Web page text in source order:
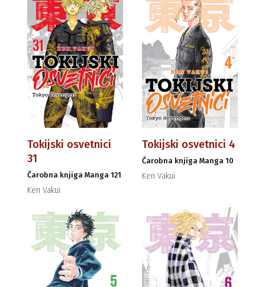
Tokijski osvetnici
31
Čarobna knjiga Manga 121
Ken Vakui
Tokijski osvetnici 4
Čarobna knjiga Manga 10
Ken Vakui